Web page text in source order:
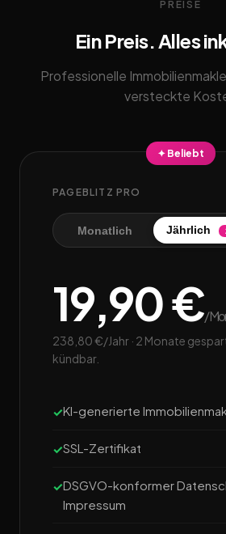
PREISE
Ein Preis. Alles
Professionelle
versteckte
✦ Beliebt
PAGEBLITZ PRO
Monatlich Jährlich
19,90 €/
238,80 €/Jahr · 2 Monate
kündbar.
KI-generierte
SSL-Zertifikat
DSGVO-konformer
Impressum